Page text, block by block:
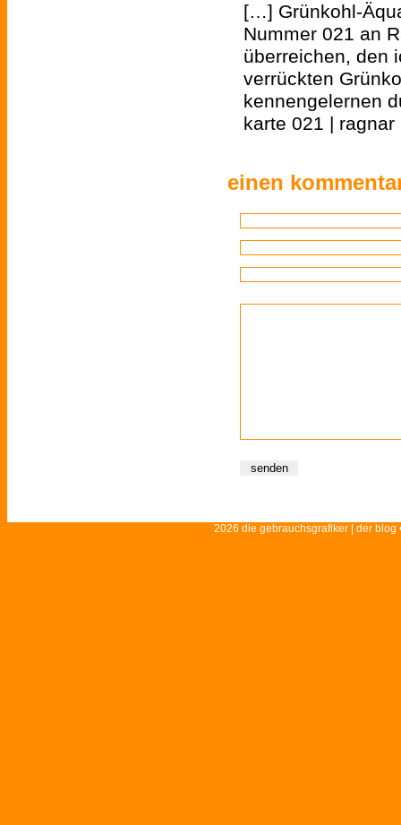
[…] Grünkohl-
Nummer 021 an
überreichen, den
verrückten
kennengelernen
karte 021 |
einen
2026 die gebrauchsgrafiker | der blog